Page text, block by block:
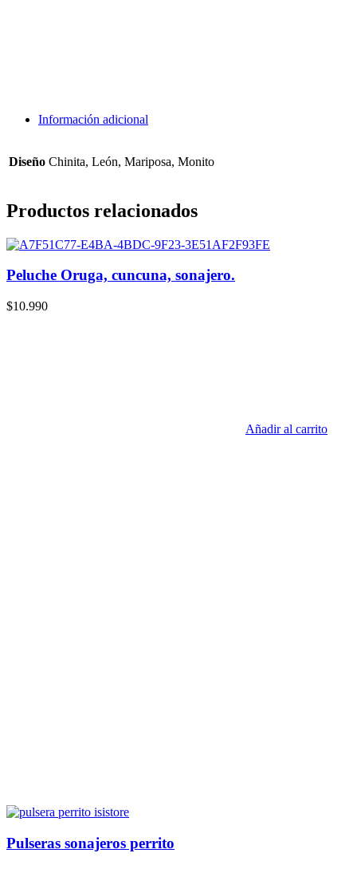
Información adicional
Diseño Chinita, León, Mariposa, Monito
Productos relacionados
Peluche Oruga, cuncuna, sonajero.
$10.990
Añadir al carrito
Pulseras sonajeros perrito